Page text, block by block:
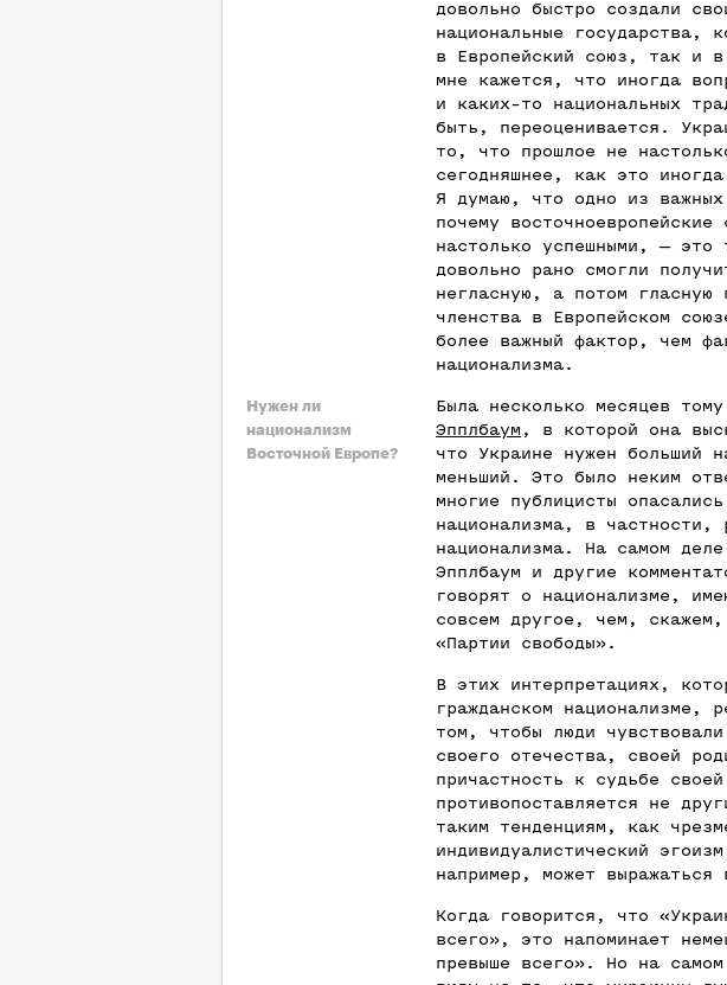
довольно быстро создали
национальные государства,
в Европейский союз, так и
мне кажется, что иногда
и каких-то национальных
быть, переоценивается.
то, что прошлое не
сегодняшнее, как это
Я думаю, что одно из важных
почему восточноевропейские
настолько успешными, — это
довольно рано смогли
негласную, а потом гласную
членства в Европейском
более важный фактор, чем
национализма.
Нужен ли
национализм
Восточной Европе?
Была несколько месяцев
Эпплбаум , в которой она
что Украине нужен больший
меньший. Это было неким
многие публицисты
национализма, в частности,
национализма. На самом
Эпплбаум и другие
говорят о национализме,
совсем другое, чем, скажем,
«Партии свободы».
В этих интерпретациях,
гражданском национализме,
том, чтобы люди
своего отечества, своей
причастность к судьбе
противопоставляется не
таким тенденциям, как
индивидуалистический
например, может выражаться
Когда говорится, что
всего», это напоминает
превыше всего». Но на